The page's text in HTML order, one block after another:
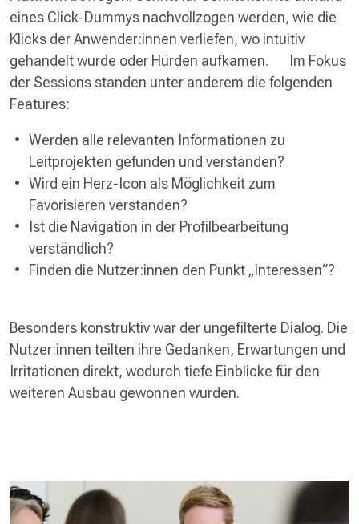
eines Click-Dummys nachvollzogen werden, wie die
Klicks der Anwender:innen verliefen, wo intuitiv
gehandelt wurde oder Hürden aufkamen. Im Fokus
der Sessions standen unter anderem die folgenden
Features:
Werden alle relevanten Informationen zu
Leitprojekten gefunden und verstanden?
Wird ein Herz-Icon als Möglichkeit zum
Favorisieren verstanden?
Ist die Navigation in der Profilbearbeitung
verständlich?
Finden die Nutzer:innen den Punkt „Interessen“?
Besonders konstruktiv war der ungefilterte Dialog. Die
Nutzer:innen teilten ihre Gedanken, Erwartungen und
Irritationen direkt, wodurch tiefe Einblicke für den
weiteren Ausbau gewonnen wurden.